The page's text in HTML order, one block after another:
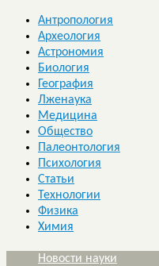
Антропология
Археология
Астрономия
Биология
География
Лженаука
Медицина
Общество
Палеонтология
Психология
Статьи
Технологии
Физика
Химия
Новости науки